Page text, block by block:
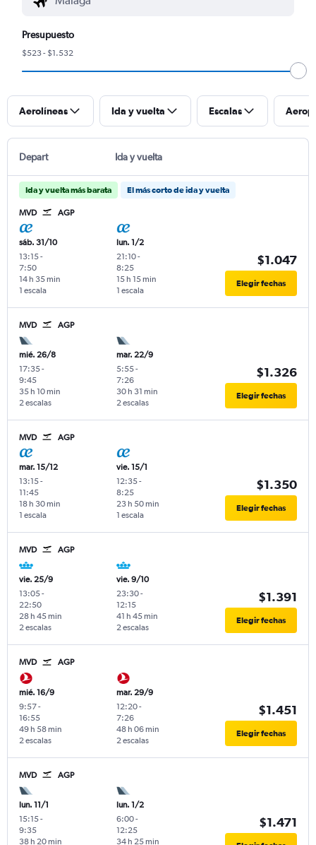
Presupuesto
$523 - $1.532
Aerolíneas Ida y vuelta Escalas
Depart Ida y vuelta
Ida y vuelta más barata El más corto de ida y vuelta
MVD AGP
sáb. 31/10
13:15-
7:50
1 escala
14 h 35 min
lun. 1/2
21:10-
8:25
1 escala
15 h 15 min
$1.047
Elegir fechas
MVD AGP
mié. 26/8
17:35-
9:45
2 escalas
35 h 10 min
mar. 22/9
5:55-
7:26
2 escalas
30 h 31 min
$1.326
Elegir fechas
MVD AGP
mar. 15/12
13:15-
11:45
1 escala
18 h 30 min
vie. 15/1
12:35-
8:25
1 escala
23 h 50 min
$1.350
Elegir fechas
MVD AGP
vie. 25/9
13:05-
22:50
2 escalas
28 h 45 min
vie. 9/10
23:30-
12:15
2 escalas
41 h 45 min
$1.391
Elegir fechas
MVD AGP
mié. 16/9
9:57-
16:55
2 escalas
49 h 58 min
mar. 29/9
12:20-
7:26
2 escalas
48 h 06 min
$1.451
Elegir fechas
MVD AGP
lun. 11/1
15:15-
9:35
38 h 20 min
lun. 1/2
6:00-
12:25
34 h 25 min
$1.471